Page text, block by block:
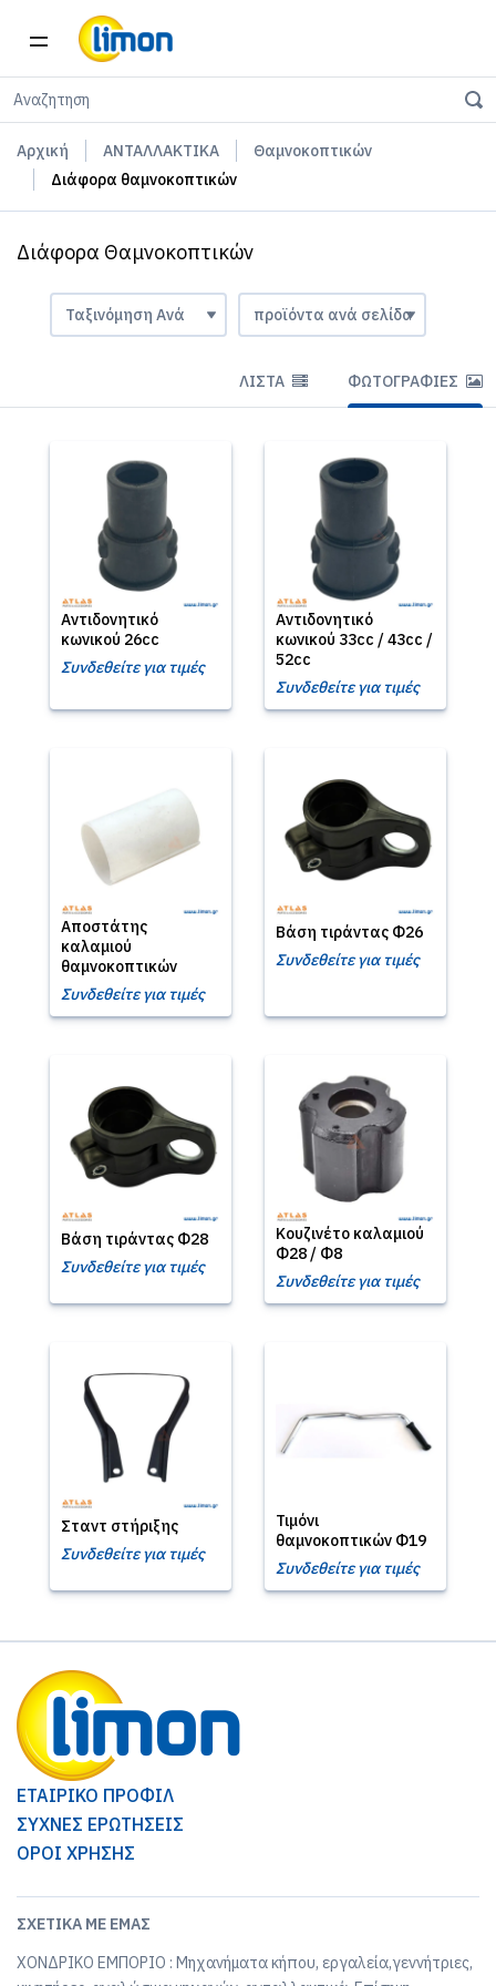
Αρχική ΑΝΤΑΛΛΑΚΤΙΚΑ
Θαμνοκοπτικών
Διάφορα θαμνοκοπτικών
Διάφορα Θαμνοκοπτικών
ΛΊΣΤΑ ΦΩΤΟΓΡΑΦΊΕΣ
Αντιδονητικό
κωνικού 26cc
Συνδεθείτε για τιμές
Αντιδονητικό
κωνικού 33cc / 43cc /
52cc
Συνδεθείτε για τιμές
Αποστάτης
καλαμιού
θαμνοκοπτικών
Συνδεθείτε για τιμές
Βάση τιράντας Φ26
Συνδεθείτε για τιμές
Βάση τιράντας Φ28
Συνδεθείτε για τιμές
Κουζινέτο καλαμιού
Φ28 / Φ8
Συνδεθείτε για τιμές
Σταντ στήριξης
Συνδεθείτε για τιμές
Τιμόνι
θαμνοκοπτικών Φ19
Συνδεθείτε για τιμές
ΕΤΑΙΡΙΚΟ ΠΡΟΦΙΛ
ΣΥΧΝΕΣ ΕΡΩΤΗΣΕΙΣ
ΟΡΟΙ ΧΡΗΣΗΣ
ΣΧΕΤΙΚΆ ΜΕ ΕΜΆΣ
ΧΟΝΔΡΙΚΟ ΕΜΠΟΡΙΟ : Μηχανήματα κήπου, εργαλεία,γεννήτριες,